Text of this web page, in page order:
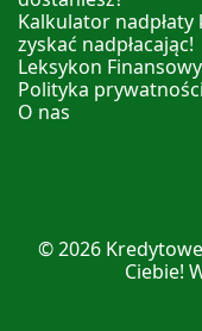
Kalkulator
zyskać nadpłacając!
Leksykon Finansowy
Polityka prywatności
O nas
© 2026
Ciebie!